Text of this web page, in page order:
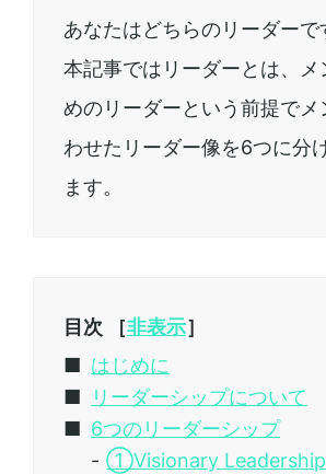
あなたはどちらのリーダーで
本記事ではリーダーとは、メ
めのリーダーという前提でメ
わせたリーダー像を6つに分
ます。
目次 ［非表示］
はじめに
リーダーシップについて
6つのリーダーシップ
①Visionary Leadership